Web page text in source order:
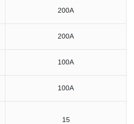
200A
200A
100A
100A
15